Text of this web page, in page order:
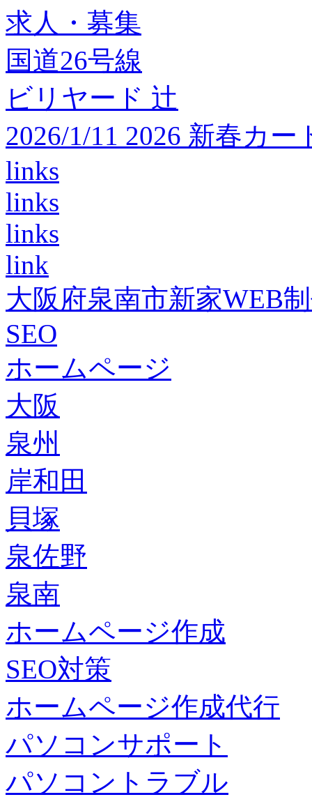
求人・募集
国道26号線
ビリヤード 辻
2026/1/11 2026 新春カ
links
links
links
link
大阪府泉南市新家WEB
SEO
ホームページ
大阪
泉州
岸和田
貝塚
泉佐野
泉南
ホームページ作成
SEO対策
ホームページ作成代行
パソコンサポート
パソコントラブル